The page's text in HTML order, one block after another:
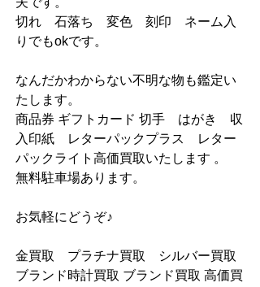
切れ　石落ち　変色　刻印　ネーム入
りでもokです。
なんだかわからない不明な物も鑑定い
たします。
商品券 ギフトカード 切手　はがき　収
入印紙　レターパックプラス　レター
パックライト高価買取いたします 。
無料駐車場あります。
お気軽にどうぞ♪
金買取　プラチナ買取　シルバー買取
ブランド時計買取 ブランド買取 高価買